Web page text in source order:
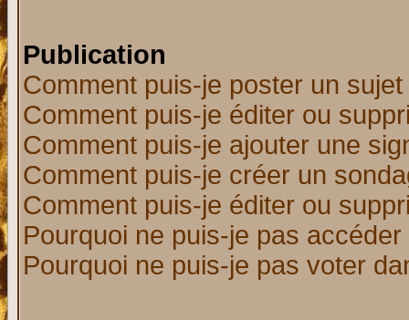
Publication
Comment puis-je poster un
Comment puis-je éditer ou
Comment puis-je ajouter une
Comment puis-je créer un
Comment puis-je éditer ou
Pourquoi ne puis-je pas
Pourquoi ne puis-je pas voter